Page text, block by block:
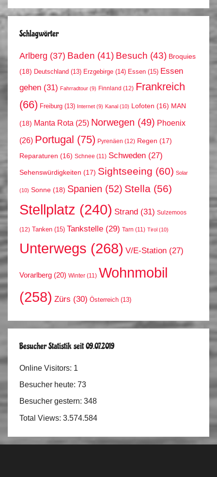
Schlagwörter
Arlberg (37) Baden (41) Besuch (43) Broquies
(18) Deutschland (13) Erzgebirge (14) Essen (15) Essen
gehen (31) Fahrradtour (9) Finnland (12) Frankreich
(66) Freiburg (13) Internet (9) Kanal (10) Lofoten (16) MAN
(18) Manta Rota (25) Norwegen (49) Phoenix
(26) Portugal (75) Pyrenäen (12) Regen (17)
Reparaturen (16) Schnee (11) Schweden (27)
Sehenswürdigkeiten (17) Sightseeing (60) Solar
(10) Sonne (18) Spanien (52) Stella (56)
Stellplatz (240) Strand (31) Sulzemoos
(12) Tanken (15) Tankstelle (29) Tarn (11) Tirol (10)
Unterwegs (268) V/E-Station (27)
Vorarlberg (20) Winter (11) Wohnmobil
(258) Zürs (30) Österreich (13)
Besucher Statistik seit 09.07.2019
Online Visitors: 1
Besucher heute: 73
Besucher gestern: 348
Total Views: 3.574.584